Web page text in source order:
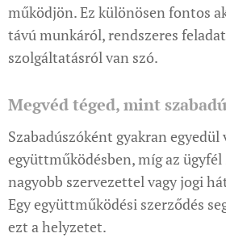
működjön. Ez különösen fontos
távú munkáról, rendszeres
szolgáltatásról van szó.
Megvéd téged, mint
Szabadúszóként gyakran egyedül
együttműködésben, míg az
nagyobb szervezettel vagy jogi
Egy együttműködési szerződés
ezt a helyzetet.